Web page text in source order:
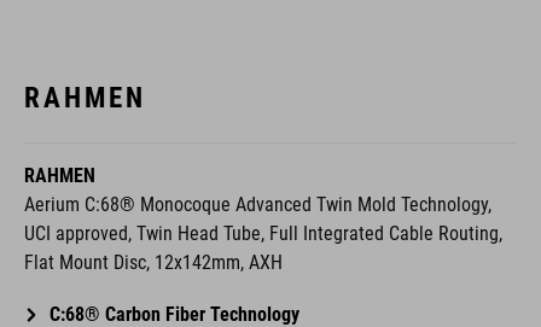
RAHMEN
RAHMEN
Aerium C:68® Monocoque Advanced Twin Mold Technology,
UCI approved, Twin Head Tube, Full Integrated Cable Routing,
Flat Mount Disc, 12x142mm, AXH
C:68® Carbon Fiber Technology